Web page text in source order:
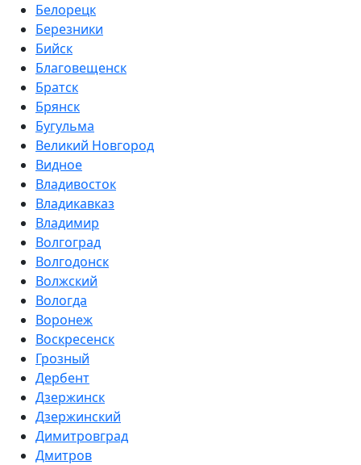
Белорецк
Березники
Бийск
Благовещенск
Братск
Брянск
Бугульма
Великий Новгород
Видное
Владивосток
Владикавказ
Владимир
Волгоград
Волгодонск
Волжский
Вологда
Воронеж
Воскресенск
Грозный
Дербент
Дзержинск
Дзержинский
Димитровград
Дмитров